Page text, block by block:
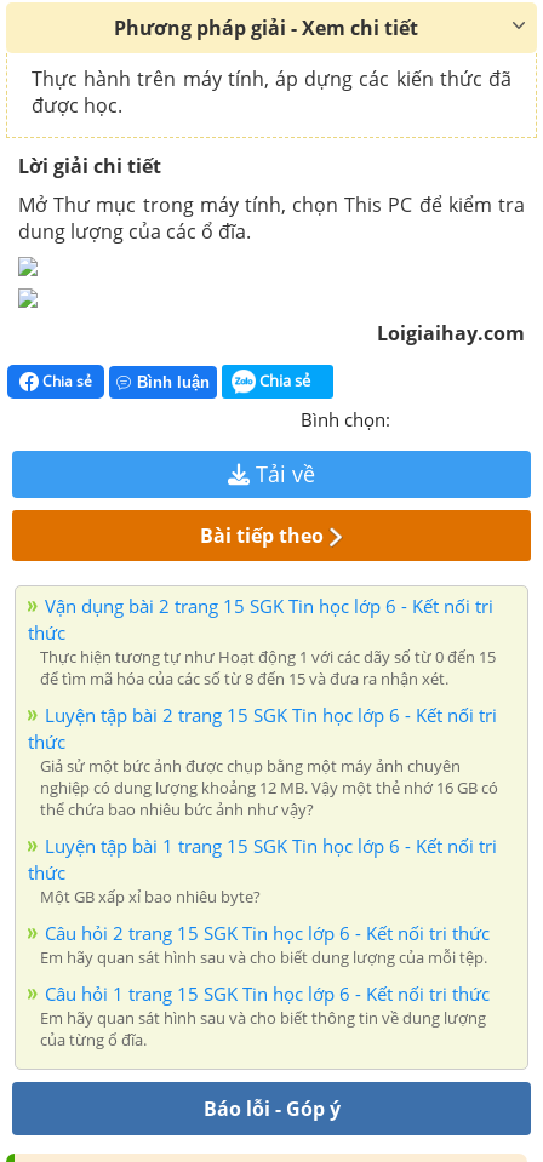
Phương pháp giải - Xem chi tiết
Thực hành trên máy tính, áp dựng các kiến thức đã
được học.
Lời giải chi tiết
Mở Thư mục trong máy tính, chọn This PC để kiểm tra
dung lượng của các ổ đĩa.
Loigiaihay.com
Chia sẻ Bình luận Chia sẻ
Bình chọn:
Tải về
Bài tiếp theo
Vận dụng bài 2 trang 15 SGK Tin học lớp 6 - Kết nối tri
thức
Thực hiện tương tự như Hoạt động 1 với các dãy số từ 0 đến 15
để tìm mã hóa của các số từ 8 đến 15 và đưa ra nhận xét.
Luyện tập bài 2 trang 15 SGK Tin học lớp 6 - Kết nối tri
thức
Giả sử một bức ảnh được chụp bằng một máy ảnh chuyên
nghiệp có dung lượng khoảng 12 MB. Vậy một thẻ nhớ 16 GB có
thể chứa bao nhiêu bức ảnh như vậy?
Luyện tập bài 1 trang 15 SGK Tin học lớp 6 - Kết nối tri
thức
Một GB xấp xỉ bao nhiêu byte?
Câu hỏi 2 trang 15 SGK Tin học lớp 6 - Kết nối tri thức
Em hãy quan sát hình sau và cho biết dung lượng của mỗi tệp.
Câu hỏi 1 trang 15 SGK Tin học lớp 6 - Kết nối tri thức
Em hãy quan sát hình sau và cho biết thông tin về dung lượng
của từng ổ đĩa.
Báo lỗi - Góp ý